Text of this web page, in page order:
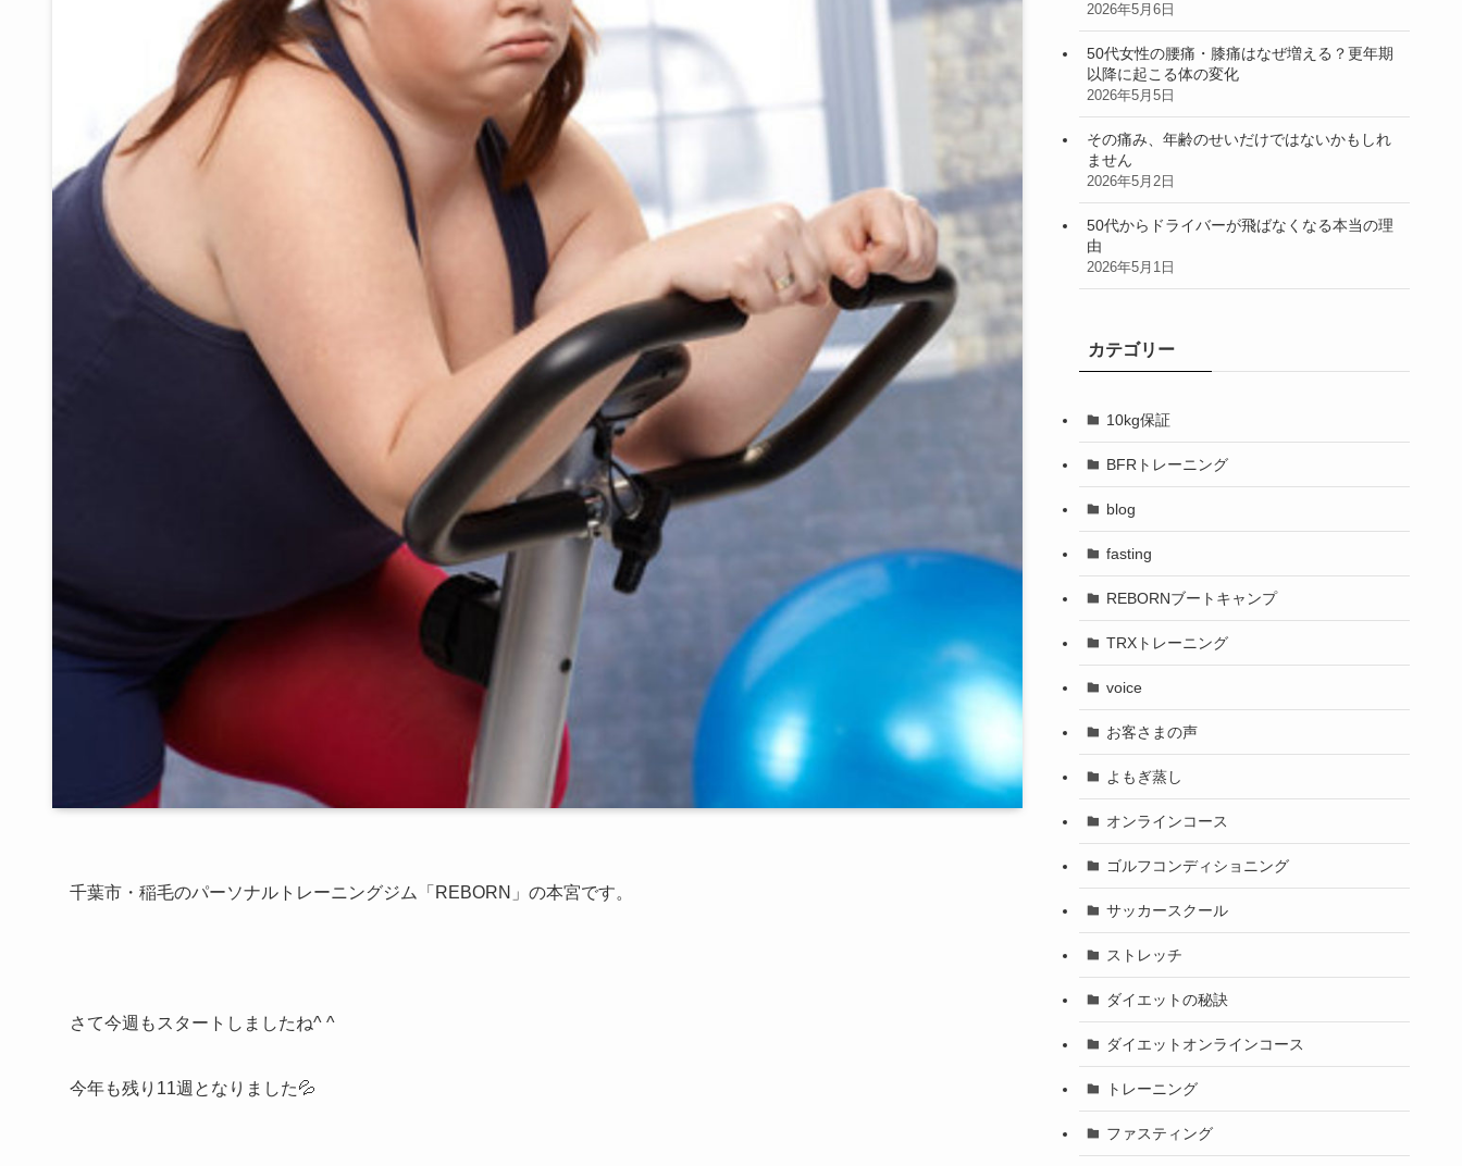
千葉市・稲毛のパーソナルトレーニングジム「REBORN」の本宮です。
さて今週もスタートしましたね^ ^
今年も残り11週となりました💦
2026年5月6日
50代女性の腰痛・膝痛はなぜ増える？更年期
以降に起こる体の変化
2026年5月5日
その痛み、年齢のせいだけではないかもしれ
ません
2026年5月2日
50代からドライバーが飛ばなくなる本当の理
由
2026年5月1日
カテゴリー
10kg保証
BFRトレーニング
blog
fasting
REBORNブートキャンプ
TRXトレーニング
voice
お客さまの声
よもぎ蒸し
オンラインコース
ゴルフコンディショニング
サッカースクール
ストレッチ
ダイエットの秘訣
ダイエットオンラインコース
トレーニング
ファスティング